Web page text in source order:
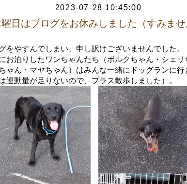
2023-07-28 10:45:00
日はブログをお休みしました（すみませ
をやすんでしまい、申し訳けございませんでした。
お泊りしたワンちゃんたち（ボルクちゃん・シェリ
ゃん・マヤちゃん）はみんな一緒にドッグランに
運動量が足りないので、プラス散歩しました）。